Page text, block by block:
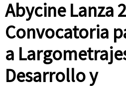
Abycine Lanza
Convocatoria
a
Desarrollo y